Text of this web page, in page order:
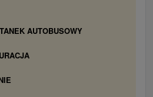
AUTOBUSOWY